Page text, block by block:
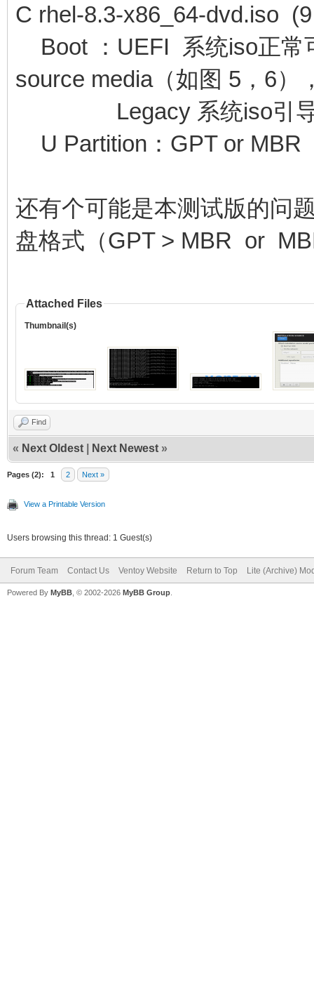
C rhel-8.3-x86_64-dvd.iso
Boot ：UEFI 系统iso正常
source media（如图 5，6）
Legacy 系统iso引导
U Partition：GPT or MBR
还有个可能是本测试版的问
盘格式（GPT > MBR or
Attached Files
Thumbnail(s)
Find
« Next Oldest Next Newest »
Pages (2): 1 2 Next »
View a Printable Version
Users browsing this thread: 1 Guest(s)
Forum Team Contact Us Ventoy Website Return to Top Lite (Archive)
Powered By MyBB , © 2002-2026 MyBB Group